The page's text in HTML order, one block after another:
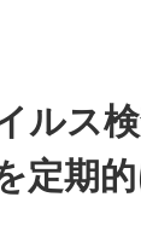
ルス
定期